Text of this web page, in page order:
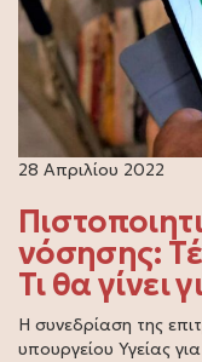
28 Απριλίου 2022
νόσησης:
Τι θα γίνει
Η συνεδρίαση της
υπουργείου Υγείας